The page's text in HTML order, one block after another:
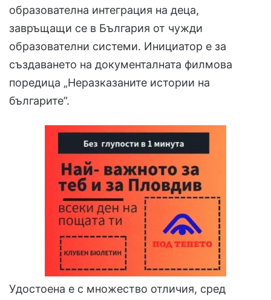
образователна интеграция на деца,
завръщащи се в България от чужди
образователни системи. Инициатор е за
създаването на документалната филмова
поредица „Неразказаните истории на
българите”.
Удостоена е с множество отличия, сред